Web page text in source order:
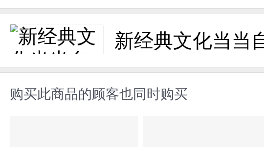
新经典文化当当
购买此商品的顾客也同时购买